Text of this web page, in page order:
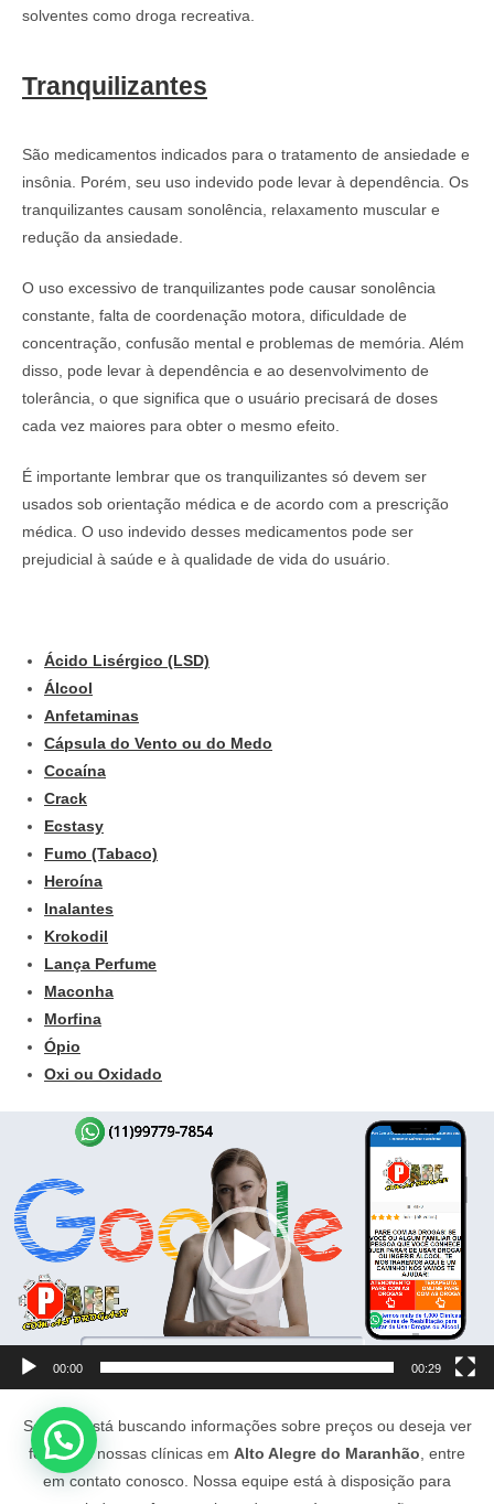
solventes como droga recreativa.
Tranquilizantes
São medicamentos indicados para o tratamento de ansiedade e
insônia. Porém, seu uso indevido pode levar à dependência. Os
tranquilizantes causam sonolência, relaxamento muscular e
redução da ansiedade.
O uso excessivo de tranquilizantes pode causar sonolência
constante, falta de coordenação motora, dificuldade de
concentração, confusão mental e problemas de memória. Além
disso, pode levar à dependência e ao desenvolvimento de
tolerância, o que significa que o usuário precisará de doses
cada vez maiores para obter o mesmo efeito.
É importante lembrar que os tranquilizantes só devem ser
usados sob orientação médica e de acordo com a prescrição
médica. O uso indevido desses medicamentos pode ser
prejudicial à saúde e à qualidade de vida do usuário.
Ácido Lisérgico (LSD)
Álcool
Anfetaminas
Cápsula do Vento ou do Medo
Cocaína
Crack
Ecstasy
Fumo (Tabaco)
Heroína
Inalantes
Krokodil
Lança Perfume
Maconha
Morfina
Ópio
Oxi ou Oxidado
00:00 00:29
Se você está buscando informações sobre preços ou deseja ver
fotos das nossas clínicas em Alto Alegre do Maranhão , entre
em contato conosco. Nossa equipe está à disposição para